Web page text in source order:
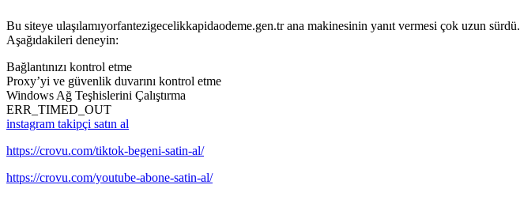
Bu siteye ulaşılamıyorfantezigecelikkapidaodeme.gen.tr ana makinesinin yanıt vermesi çok uzun sürdü.
Aşağıdakileri deneyin:
Bağlantınızı kontrol etme
Proxy’yi ve güvenlik duvarını kontrol etme
Windows Ağ Teşhislerini Çalıştırma
ERR_TIMED_OUT
instagram takipçi satın al
https://crovu.com/tiktok-begeni-satin-al/
https://crovu.com/youtube-abone-satin-al/